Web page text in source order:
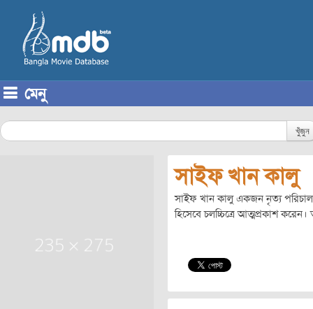
মেনু
খুঁজুন
সাইফ খান কালু
সাইফ খান কালু একজন নৃত্য
হিসেবে চলচ্চিত্রে আত্মপ্রকাশ